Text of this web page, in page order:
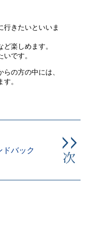
行きたいといいま
楽しめます。
です。
の方の中には、
。
ドバック